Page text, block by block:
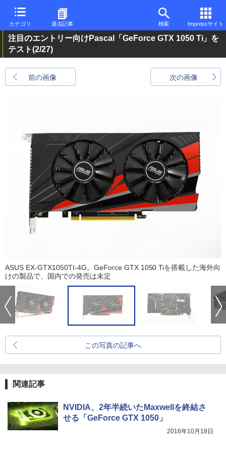
カテゴリ 過去記事 検索 Impressサイト
注目のエントリー向けPascal「GeForce GTX 1050 Ti」を
テスト(2/27)
前の画像 次の画像
ASUS EX-GTX1050TI-4G。GeForce GTX 1050 Tiを搭載した海外向
けの製品で、国内での発売は未定
この写真の記事へ
関連記事
NVIDIA、2年半続いたMaxwellを終結さ
せる「GeForce GTX 1050」
2016年10月18日